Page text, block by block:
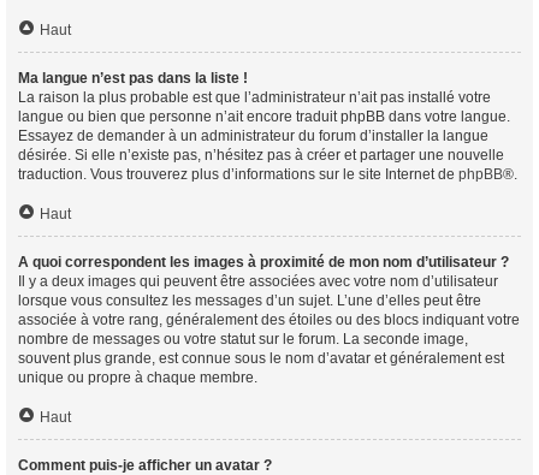
Haut
Ma langue n’est pas dans la liste !
La raison la plus probable est que l’administrateur n’ait pas installé votre
langue ou bien que personne n’ait encore traduit phpBB dans votre langue.
Essayez de demander à un administrateur du forum d’installer la langue
désirée. Si elle n’existe pas, n’hésitez pas à créer et partager une nouvelle
traduction. Vous trouverez plus d’informations sur le site Internet de phpBB®.
Haut
A quoi correspondent les images à proximité de mon nom d’utilisateur ?
Il y a deux images qui peuvent être associées avec votre nom d’utilisateur
lorsque vous consultez les messages d’un sujet. L’une d’elles peut être
associée à votre rang, généralement des étoiles ou des blocs indiquant votre
nombre de messages ou votre statut sur le forum. La seconde image,
souvent plus grande, est connue sous le nom d’avatar et généralement est
unique ou propre à chaque membre.
Haut
Comment puis-je afficher un avatar ?